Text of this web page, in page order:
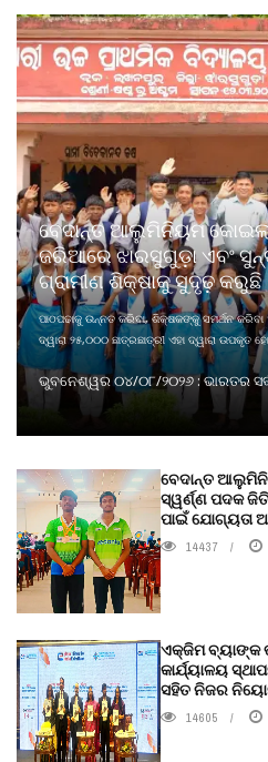
ବେଦାନ୍ତ ଆଲୁମିନିୟମ
ଜରିଆରେ ଝାରସୁଗୁଡ଼ା ଏବଂ
ଗ୍ରାମୀଣ ଶିକ୍ଷାକୁ ସୁଦୃଢ଼ କରୁଛି
ପାଠପଢାକୁ ଉନ୍ନତ କରିବା, ଶିକ୍ଷକଙ୍କୁ ସମର୍ଥନ
ଦ୍ୱାରା ୨୫,୦୦୦ ଛାତ୍ରଛାତ୍ରୀ ଏହା ଦ୍ୱାରା ଉପକୃତ
ଭୁବନେଶ୍ୱର ୦୪/୦୮/୨୦୨୬ : ଭାରତର
ବେଦାନ୍ତ
ସ୍ୱର୍ଣ୍ଣ ପଦକ
ପାଇଁ ଯୋଗ୍ୟତା
14437
ଏକ୍ଜିମ ବ୍ୟାଙ୍କ
କାର୍ଯ୍ୟାଳୟ
ସହିତ ନିଜର
14605